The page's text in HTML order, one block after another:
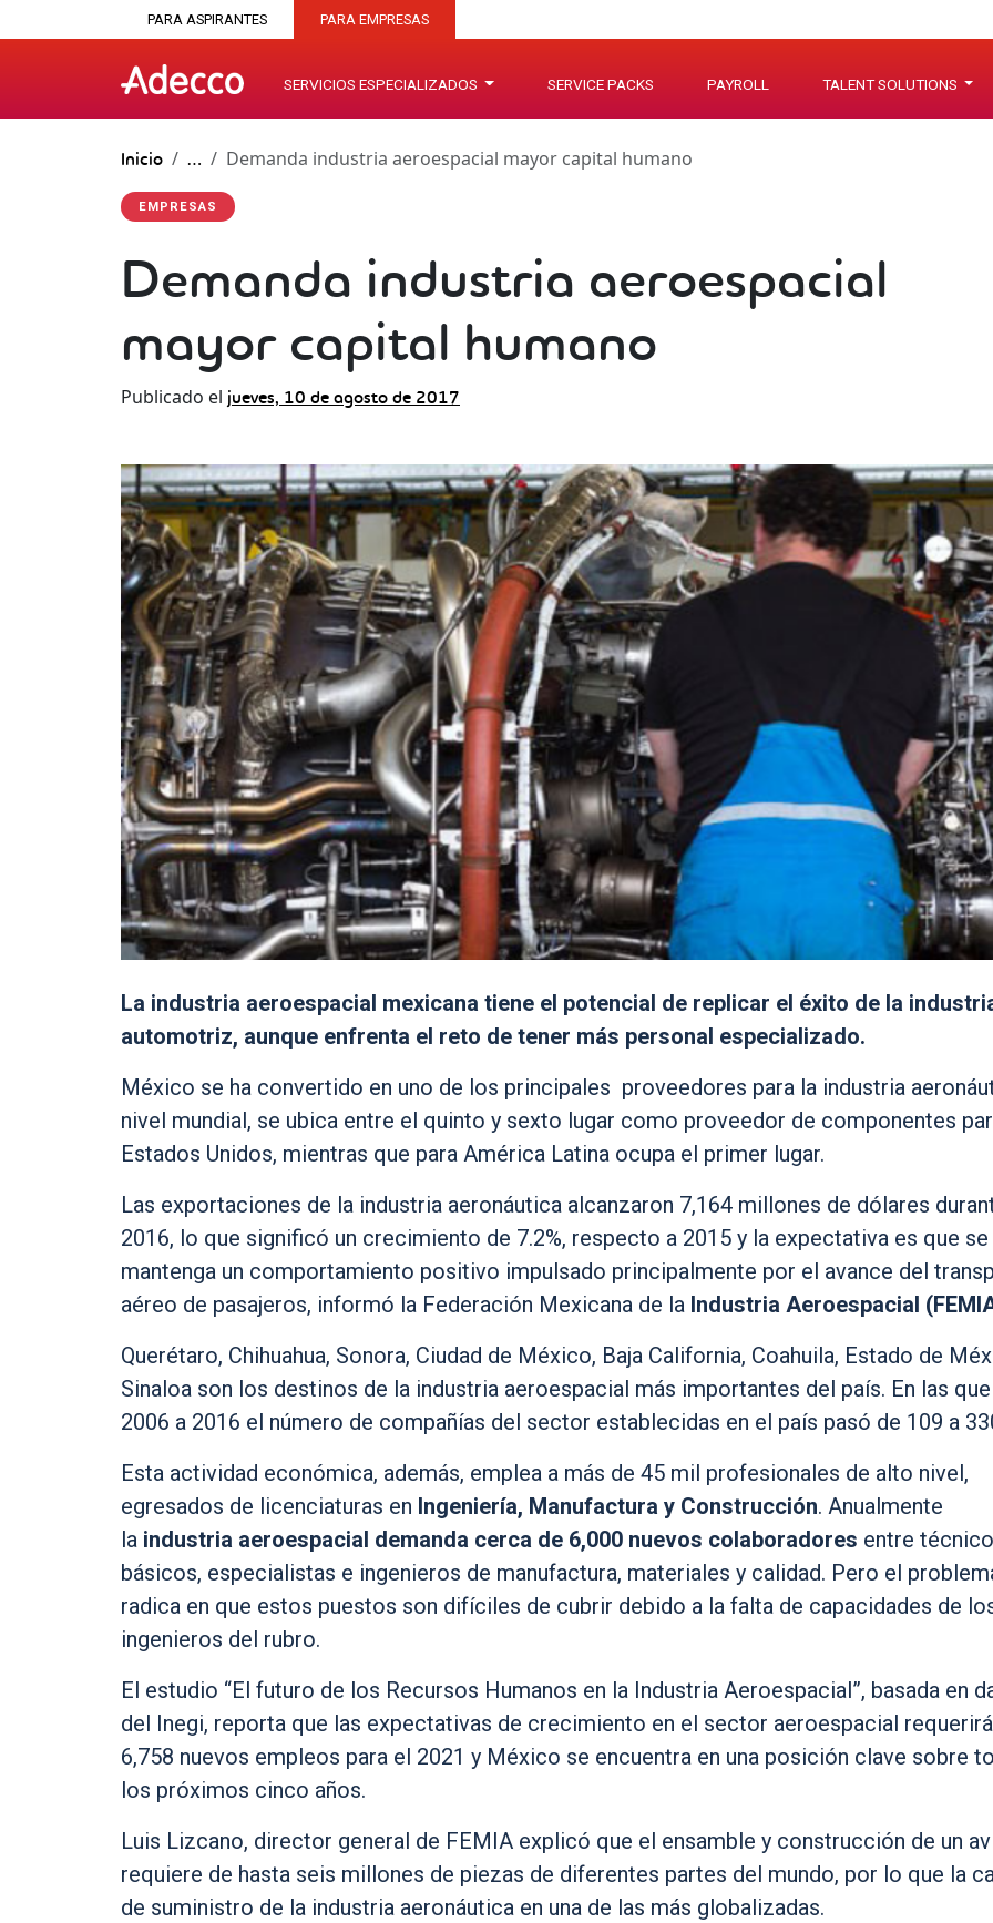
PARA ASPIRANTES PARA EMPRESAS
SERVICIOS ESPECIALIZADOS SERVICE PACKS PAYROLL TALENT SOLUTIONS
Inicio … Demanda industria aeroespacial mayor capital humano
EMPRESAS
Demanda industria aeroespacial
mayor capital humano
Publicado el jueves, 10 de agosto de 2017
La industria aeroespacial mexicana tiene el potencial de replicar el éxito de la
automotriz, aunque enfrenta el reto de tener más personal especializado.
México se ha convertido en uno de los principales proveedores para la industria
nivel mundial, se ubica entre el quinto y sexto lugar como proveedor de componentes
Estados Unidos, mientras que para América Latina ocupa el primer lugar.
Las exportaciones de la industria aeronáutica alcanzaron 7,164 millones de dólares
2016, lo que significó un crecimiento de 7.2%, respecto a 2015 y la expectativa es que se
mantenga un comportamiento positivo impulsado principalmente por el avance del
aéreo de pasajeros, informó la Federación Mexicana de la Industria Aeroespacial
Querétaro, Chihuahua, Sonora, Ciudad de México, Baja California, Coahuila, Estado de
Sinaloa son los destinos de la industria aeroespacial más importantes del país. En las
2006 a 2016 el número de compañías del sector establecidas en el país pasó de 109 a
Esta actividad económica, además, emplea a más de 45 mil profesionales de alto nivel,
egresados de licenciaturas en Ingeniería, Manufactura y Construcción. Anualmente
la industria aeroespacial demanda cerca de 6,000 nuevos colaboradores entre
básicos, especialistas e ingenieros de manufactura, materiales y calidad. Pero el
radica en que estos puestos son difíciles de cubrir debido a la falta de capacidades de
ingenieros del rubro.
El estudio “El futuro de los Recursos Humanos en la Industria Aeroespacial”, basada en
del Inegi, reporta que las expectativas de crecimiento en el sector aeroespacial
6,758 nuevos empleos para el 2021 y México se encuentra en una posición clave sobre
los próximos cinco años.
Luis Lizcano, director general de FEMIA explicó que el ensamble y construcción de un
requiere de hasta seis millones de piezas de diferentes partes del mundo, por lo que la
de suministro de la industria aeronáutica en una de las más globalizadas.